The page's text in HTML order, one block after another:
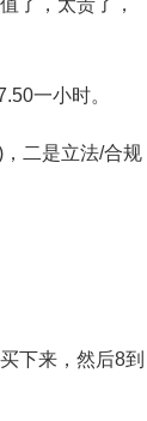
了，太贵了，
一小时。
二是立法/合规
下来，然后8到